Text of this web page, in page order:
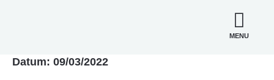
MENU
Datum: 09/03/2022